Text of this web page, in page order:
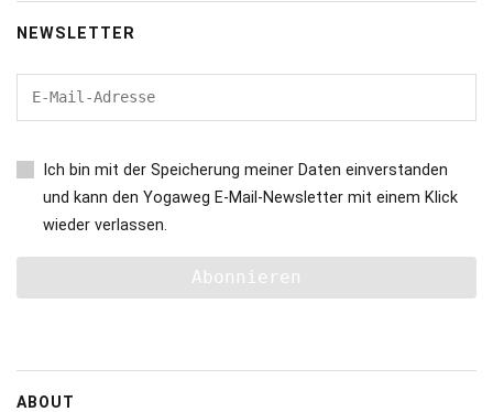
NEWSLETTER
Ich bin mit der Speicherung meiner Daten einverstanden
und kann den Yogaweg E-Mail-Newsletter mit einem Klick
wieder verlassen.
ABOUT